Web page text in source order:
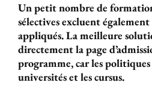
Un petit nombre de
sélectives excluent
appliqués. La meilleure
directement la page
programme, car les
universités et les cursus.